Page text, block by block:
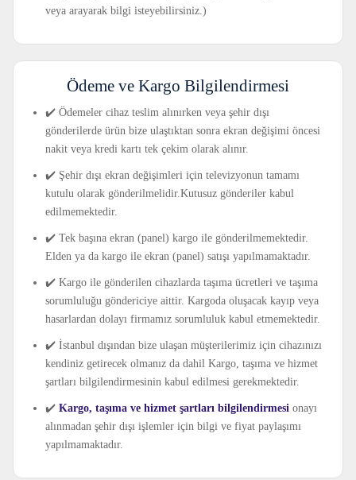
veya arayarak bilgi isteyebilirsiniz.)
Ödeme ve Kargo Bilgilendirmesi
✔️ Ödemeler cihaz teslim alınırken veya şehir dışı
gönderilerde ürün bize ulaştıktan sonra ekran değişimi öncesi
nakit veya kredi kartı tek çekim olarak alınır.
✔️ Şehir dışı ekran değişimleri için televizyonun tamamı
kutulu olarak gönderilmelidir.Kutusuz gönderiler kabul
edilmemektedir.
✔️ Tek başına ekran (panel) kargo ile gönderilmemektedir.
Elden ya da kargo ile ekran (panel) satışı yapılmamaktadır.
✔️ Kargo ile gönderilen cihazlarda taşıma ücretleri ve taşıma
sorumluluğu göndericiye aittir. Kargoda oluşacak kayıp veya
hasarlardan dolayı firmamız sorumluluk kabul etmemektedir.
✔️ İstanbul dışından bize ulaşan müşterilerimiz için cihazınızı
kendiniz getirecek olmanız da dahil Kargo, taşıma ve hizmet
şartları bilgilendirmesinin kabul edilmesi gerekmektedir.
✔️ Kargo, taşıma ve hizmet şartları bilgilendirmesi onayı
alınmadan şehir dışı işlemler için bilgi ve fiyat paylaşımı
yapılmamaktadır.